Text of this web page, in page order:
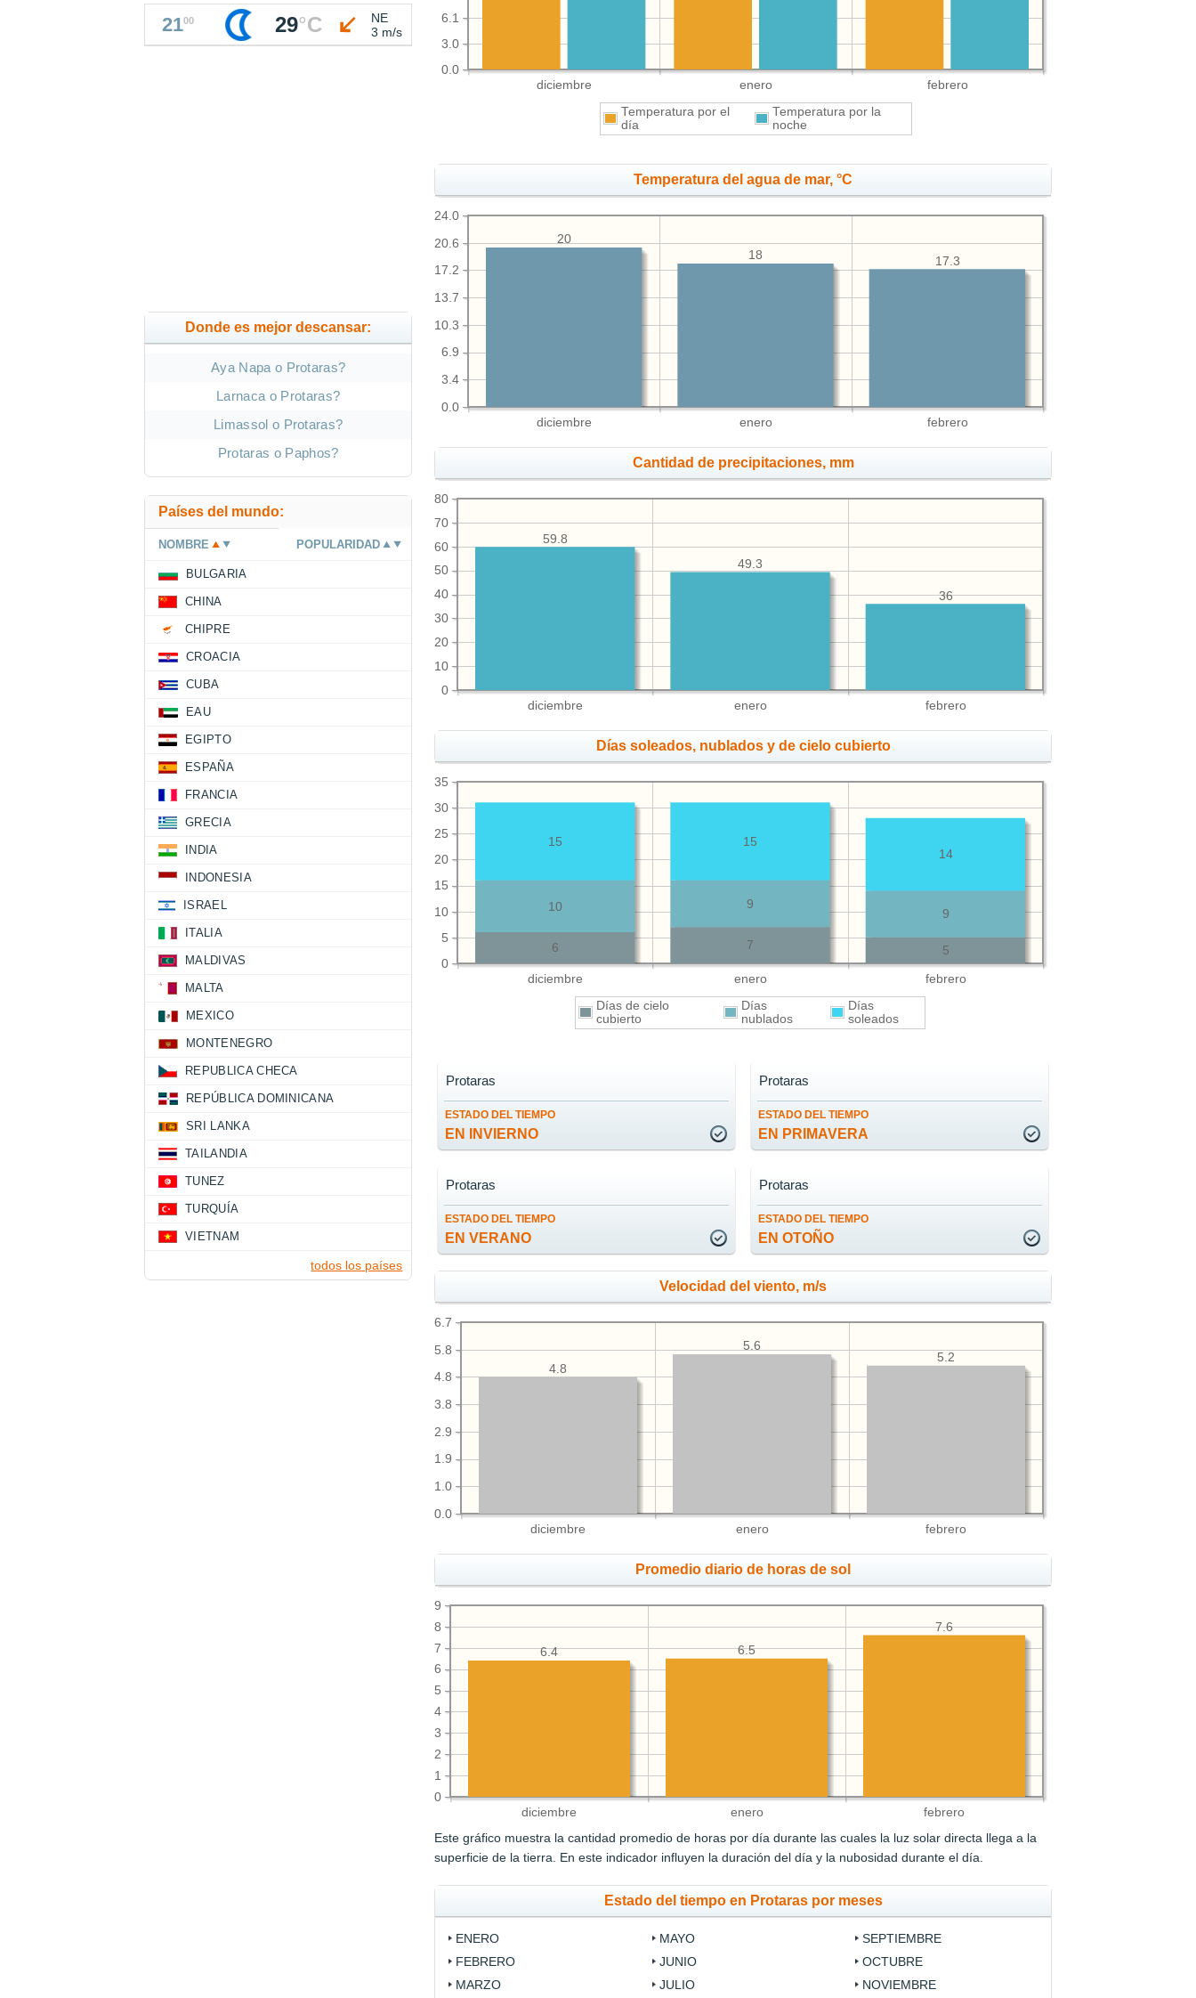
diciembre enero febrero
0.0
3.0
6.1
Temperatura por el
día
Temperatura por la
noche
Temperatura del agua de mar, °C
diciembre enero febrero
0.0
3.4
6.9
10.3
13.7
17.2
20.6
24.0
17.3
18
20
Cantidad de precipitaciones, mm
diciembre enero febrero
0
10
20
30
40
50
60
70
80
36
49.3
59.8
Días soleados, nublados y de cielo cubierto
diciembre enero febrero
0
5
10
15
20
25
30
35
5
7
6
9
9
10
14
15
15
Días de cielo
cubierto
Días
nublados
Días
soleados
ESTADO DEL TIEMPO
EN INVIERNO
Protaras
ESTADO DEL TIEMPO
EN PRIMAVERA
Protaras
ESTADO DEL TIEMPO
EN VERANO
Protaras
ESTADO DEL TIEMPO
EN OTOÑO
Protaras
Velocidad del viento, m/s
diciembre enero febrero
0.0
1.0
1.9
2.9
3.8
4.8
5.8
6.7
5.2
5.6
4.8
Promedio diario de horas de sol
diciembre enero febrero
0
1
2
3
4
5
6
7
8
9
7.6
6.5
6.4
Este gráfico muestra la cantidad promedio de horas por día durante las cuales la luz solar directa llega a la
superficie de la tierra. En este indicador influyen la duración del día y la nubosidad durante el día.
Estado del tiempo en Protaras por meses
ENERO
FEBRERO
MARZO
MAYO
JUNIO
JULIO
SEPTIEMBRE
OCTUBRE
NOVIEMBRE
2100 29°C
NE
3 m/s
Donde es mejor descansar:
Aya Napa o Protaras?
Larnaca o Protaras?
Limassol o Protaras?
Protaras o Paphos?
Países del mundo:
NOMBRE POPULARIDAD
BULGARIA
CHINA
CHIPRE
CROACIA
CUBA
EAU
EGIPTO
ESPAÑA
FRANCIA
GRECIA
INDIA
INDONESIA
ISRAEL
ITALIA
MALDIVAS
MALTA
MEXICO
MONTENEGRO
REPUBLICA CHECA
REPÚBLICA DOMINICANA
SRI LANKA
TAILANDIA
TUNEZ
TURQUÍA
VIETNAM
todos los países